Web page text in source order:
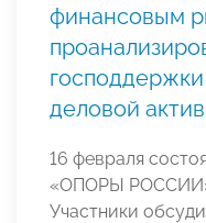
финансовым
деловой
16 февраля
«ОПОРЫ
Участники